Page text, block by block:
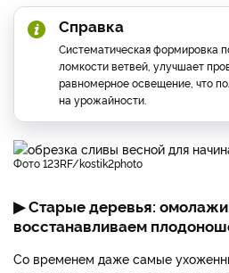
Справка
Систематическая формировка
ломкости ветвей, улучшает
равномерное освещение, что
на урожайности.
фото 123RF/kostik2photo
▶ Старые деревья:
восстанавливаем
Со временем даже самые